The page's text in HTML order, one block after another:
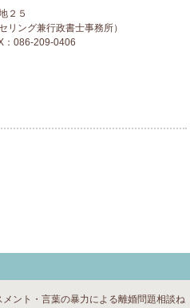
２５
ング兼行政書士事務所）
086-209-0406
ント・言葉の暴力による離婚問題相談ね